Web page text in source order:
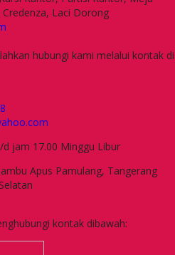
Laci Dorong
hubungi kami melalui kontak di
jam 17.00 Minggu Libur
Apus Pamulang, Tangerang
kontak dibawah: